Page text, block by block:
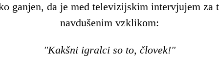
ganjen, da je med televizijskim intervjujem za
navdušenim vzklikom:
"Kakšni igralci so to, človek!"